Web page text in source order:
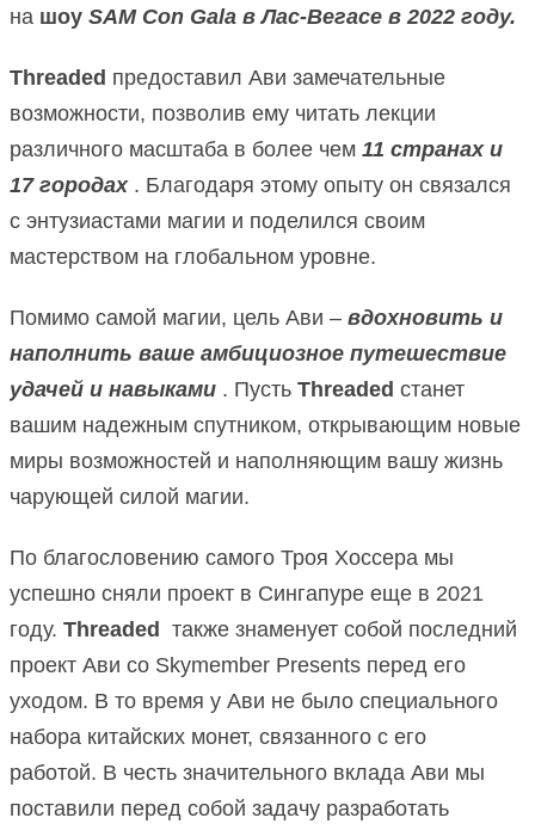
на шоу SAM Con Gala в Лас-Вегасе в 2022 году.
Threaded предоставил Ави замечательные
возможности, позволив ему читать лекции
различного масштаба в более чем 11 странах и
17 городах . Благодаря этому опыту он связался
с энтузиастами магии и поделился своим
мастерством на глобальном уровне.
Помимо самой магии, цель Ави – вдохновить и
наполнить ваше амбициозное путешествие
удачей и навыками . Пусть Threaded станет
вашим надежным спутником, открывающим новые
миры возможностей и наполняющим вашу жизнь
чарующей силой магии.
По благословению самого Троя Хоссера мы
успешно сняли проект в Сингапуре еще в 2021
году. Threaded также знаменует собой последний
проект Ави со Skymember Presents перед его
уходом. В то время у Ави не было специального
набора китайских монет, связанного с его
работой. В честь значительного вклада Ави мы
поставили перед собой задачу разработать